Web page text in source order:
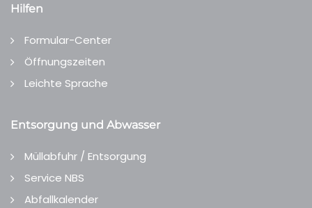
Hilfen
Formular-Center
Öffnungszeiten
Leichte Sprache
Entsorgung und Abwasser
Müllabfuhr / Entsorgung
Service NBS
Abfallkalender